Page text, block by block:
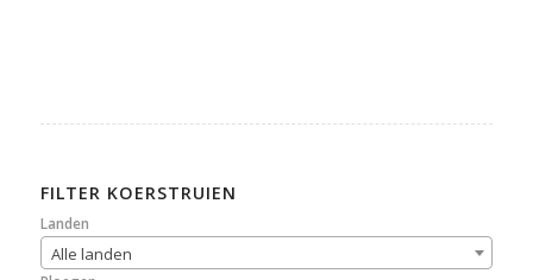
FILTER KOERSTRUIEN
Landen
Alle landen